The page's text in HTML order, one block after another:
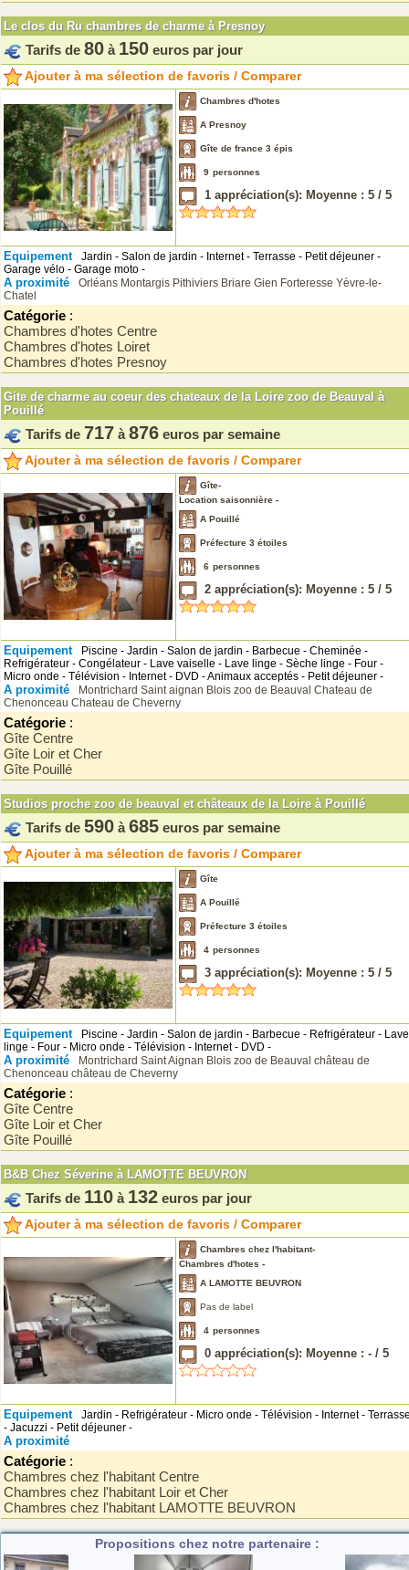
Le clos du Ru chambres de charme à Presnoy
Tarifs de 80 à 150 euros par jour
Ajouter à ma sélection de favoris / Comparer
Chambres d'hotes
A Presnoy
Gîte de france 3 épis
9 personnes
1 appréciation(s): Moyenne : 5 / 5
Equipement
Jardin - Salon de jardin - Internet - Terrasse - Petit déjeuner -
Garage vélo - Garage moto -
A proximité Orléans Montargis Pithiviers Briare Gien Forteresse Yèvre-le-
Chatel
Catégorie :
Chambres d'hotes Centre
Chambres d'hotes Loiret
Chambres d'hotes Presnoy
Gite de charme au coeur des chateaux de la Loire zoo de Beauval à
Pouillé
Tarifs de 717 à 876 euros par semaine
Ajouter à ma sélection de favoris / Comparer
Gîte-
Location saisonnière -
A Pouillé
Préfecture 3 étoiles
6 personnes
2 appréciation(s): Moyenne : 5 / 5
Equipement
Piscine - Jardin - Salon de jardin - Barbecue - Cheminée -
Refrigérateur - Congélateur - Lave vaiselle - Lave linge - Sèche linge - Four -
Micro onde - Télévision - Internet - DVD - Animaux acceptés - Petit déjeuner -
A proximité Montrichard Saint aignan Blois zoo de Beauval Chateau de
Chenonceau Chateau de Cheverny
Catégorie :
Gîte Centre
Gîte Loir et Cher
Gîte Pouillé
Studios proche zoo de beauval et châteaux de la Loire à Pouillé
Tarifs de 590 à 685 euros par semaine
Ajouter à ma sélection de favoris / Comparer
Gîte
A Pouillé
Préfecture 3 étoiles
4 personnes
3 appréciation(s): Moyenne : 5 / 5
Equipement
Piscine - Jardin - Salon de jardin - Barbecue - Refrigérateur - Lave
linge - Four - Micro onde - Télévision - Internet - DVD -
A proximité Montrichard Saint Aignan Blois zoo de Beauval château de
Chenonceau château de Cheverny
Catégorie :
Gîte Centre
Gîte Loir et Cher
Gîte Pouillé
B&B Chez Séverine à LAMOTTE BEUVRON
Tarifs de 110 à 132 euros par jour
Ajouter à ma sélection de favoris / Comparer
Chambres chez l'habitant-
Chambres d'hotes -
A LAMOTTE BEUVRON
Pas de label
4 personnes
0 appréciation(s): Moyenne : - / 5
Equipement
Jardin - Refrigérateur - Micro onde - Télévision - Internet -
- Jacuzzi - Petit déjeuner -
A proximité
Catégorie :
Chambres chez l'habitant Centre
Chambres chez l'habitant Loir et Cher
Chambres chez l'habitant LAMOTTE BEUVRON
Propositions chez notre partenaire :